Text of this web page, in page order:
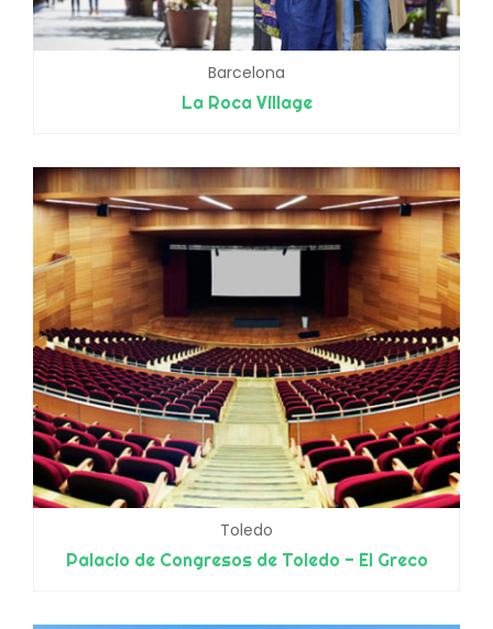
Barcelona
La Roca Village
Toledo
Palacio de Congresos de Toledo - El Greco